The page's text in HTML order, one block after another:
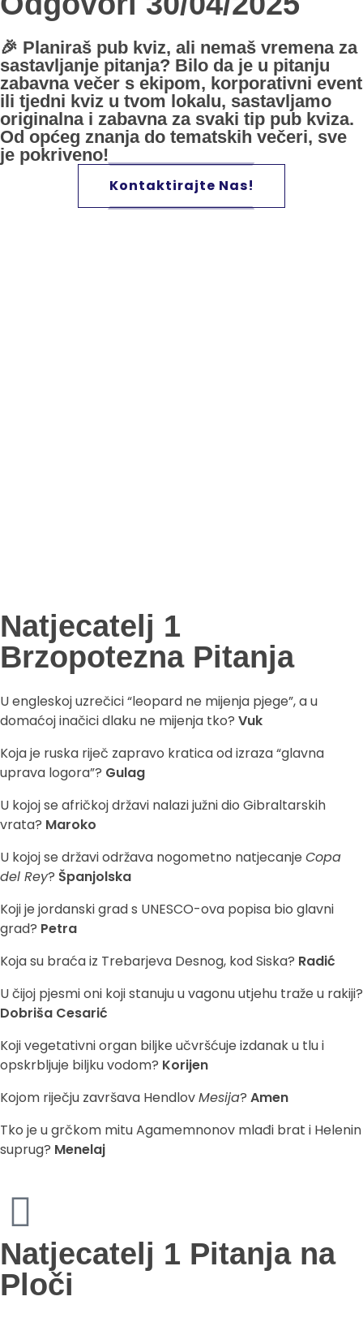
🎉 Planiraš pub kviz, ali nemaš vremena za
sastavljanje pitanja? Bilo da je u pitanju
zabavna večer s ekipom, korporativni event
ili tjedni kviz u tvom lokalu, sastavljamo
originalna i zabavna za svaki tip pub kviza.
Od općeg znanja do tematskih večeri, sve
je pokriveno!
Kontaktirajte Nas!
Natjecatelj 1
Brzopotezna Pitanja
U engleskoj uzrečici “leopard ne mijenja pjege”, a u
domaćoj inačici dlaku ne mijenja tko? Vuk
Koja je ruska riječ zapravo kratica od izraza “glavna
uprava logora”? Gulag
U kojoj se afričkoj državi nalazi južni dio Gibraltarskih
vrata? Maroko
U kojoj se državi održava nogometno natjecanje Copa
del Rey? Španjolska
Koji je jordanski grad s UNESCO-ova popisa bio glavni
grad? Petra
Koja su braća iz Trebarjeva Desnog, kod Siska? Radić
U čijoj pjesmi oni koji stanuju u vagonu utjehu traže u rakiji?
Dobriša Cesarić
Koji vegetativni organ biljke učvršćuje izdanak u tlu i
opskrbljuje biljku vodom? Korijen
Kojom riječju završava HendlovMesija? Amen
Tko je u grčkom mitu Agamemnonov mlađi brat i Helenin
suprug? Menelaj
Natjecatelj 1 Pitanja na
Ploči